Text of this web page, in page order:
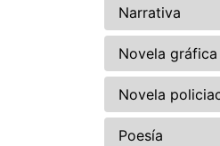
Narrativa
Novela
Novela
Poesía